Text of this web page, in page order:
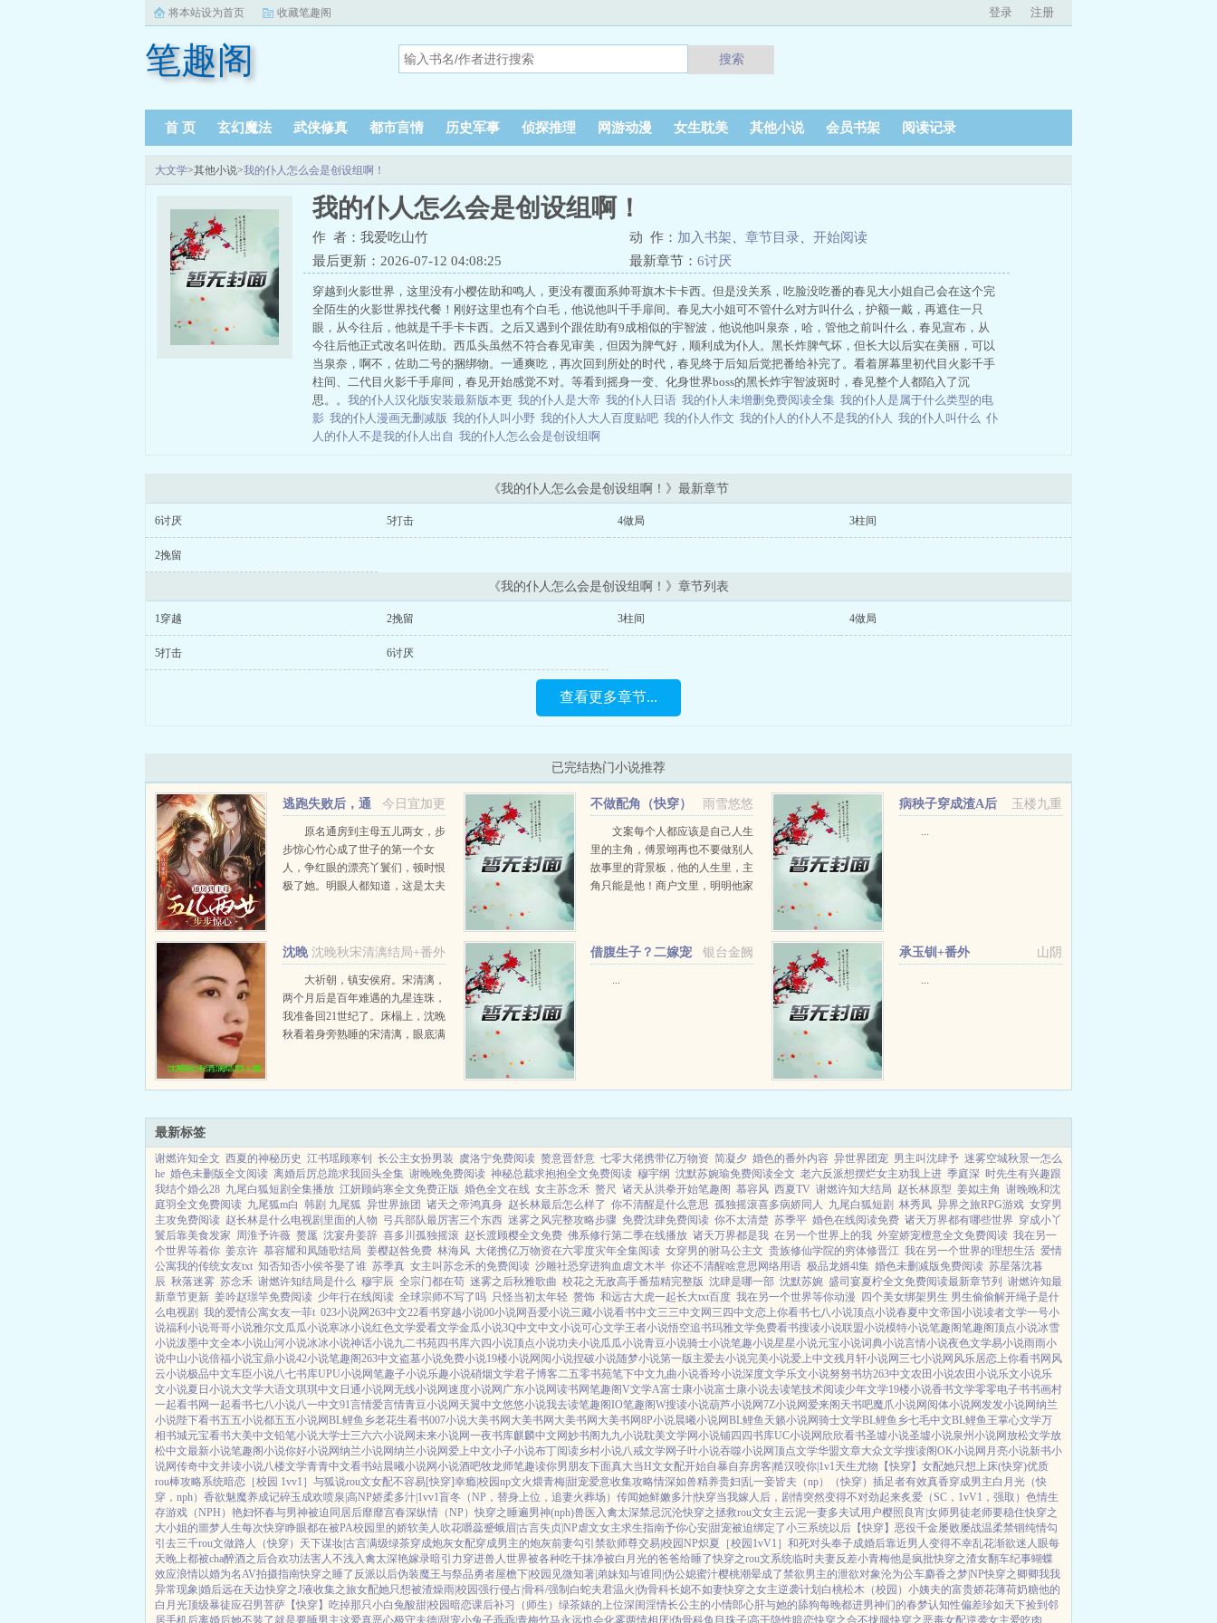
将本站设为首页 收藏笔趣阁 登录 注册
笔趣阁 搜索
首 页 玄幻魔法 武侠修真 都市言情 历史军事 侦探推理 网游动漫 女生耽美 其他小说 会员书架 阅读记录
大文学>其他小说>我的仆人怎么会是创设组啊！
我的仆人怎么会是创设组啊！
作 者：我爱吃山竹 动 作： 加入书架 章节目录
开始阅读
最后更新：2026-07-12 04:08:25
最新章节： 6讨厌
穿越到火影世界，这里没有小樱佐助和鸣人，更没有覆面系帅哥旗木卡卡西。但是没关系，吃脸没吃番的春见大小姐自己会在这个完
全陌生的火影世界找代餐！刚好这里也有个白毛，他说他叫千手扉间。春见大小姐可不管什么对方叫什么，护额一戴，再遮住一只
眼，从今往后，他就是千手卡卡西。之后又遇到个跟佐助有9成相似的宇智波，他说他叫泉奈，哈，管他之前叫什么，春见宣布，从
今往后他正式改名叫佐助。西瓜头虽然不符合春见审美，但因为脾气好，顺利成为仆人。黑长炸脾气坏，但长大以后实在美丽，可以
当泉奈，啊不，佐助二号的捆绑物。一通爽吃，再次回到所处的时代，春见终于后知后觉把番给补完了。看着屏幕里初代目火影千手
柱间、二代目火影千手扉间，春见开始感觉不对。等看到摇身一变、化身世界boss的黑长炸宇智波斑时，春见整个人都陷入了沉
思。。 我的仆人汉化版安装最新版本更 我的仆人是大帝 我的仆人日语 我的仆人未增删免费阅读全集 我的仆人是属于什么类型的电
影 我的仆人漫画无删减版 我的仆人叫小野 我的仆人大人百度贴吧 我的仆人作文 我的仆人的仆人不是我的仆人 我的仆人叫什么 仆
人的仆人不是我的仆人出自 我的仆人怎么会是创设组啊
《我的仆人怎么会是创设组啊！》最新章节
6讨厌 5打击 4做局 3柱间
2挽留
《我的仆人怎么会是创设组啊！》章节列表
1穿越 2挽留 3柱间 4做局
5打击 6讨厌
查看更多章节...
已完结热门小说推荐
今日宜加更
逃跑失败后，通
房只求权势富贵
原名通房到主母五儿两女，步
步惊心竹心成了世子的第一个女
人，争红眼的漂亮丫鬟们，顿时恨
极了她。明眼人都知道，这是太夫
之骄子的国公府世子，所以...
雨雪悠悠
不做配角（快穿）
文案每个人都应该是自己人生
里的主角，傅景翊再也不要做别人
故事里的背景板，他的人生里，主
角只能是他！商户文里，明明他家
配欢喜冤家文...
玉楼九重
病秧子穿成渣A后
...
沈晚秋宋清漓结局+番外
沈晚
秋宋清漓
大祈朝，镇安侯府。宋清漓，
两个月后是百年难遇的九星连珠，
我准备回21世纪了。床榻上，沈晚
秋看着身旁熟睡的宋清漓，眼底满
银台金阙
借腹生子？二嫁宠
...
山阴
承玉钏+番外
...
最新标签
谢燃许知全文 西夏的神秘历史 江书瑶顾寒钊 长公主女扮男装 虞洛宁免费阅读 赘意晋舒意 七零大佬携带亿万物资 简凝夕 婚色的番外内容 异世界团宠 男主叫沈肆予 迷雾空城秋景一怎么
he 婚色未删版全文阅读 离婚后厉总跪求我回头全集 谢晚晚免费阅读 神秘总裁求抱抱全文免费阅读 穆宇纲 沈默苏婉瑜免费阅读全文 老六反派想摆烂女主劝我上进 季庭深 时先生有兴趣跟
我结个婚么28 九尾白狐短剧全集播放 江妍顾屿寒全文免费正版 婚色全文在线 女主苏念禾 赘尺 诸天从洪拳开始笔趣阁 慕容风 西夏TV 谢燃许知大结局 赵长林原型 姜姒主角 谢晚晚和沈
庭羽全文免费阅读 九尾狐m白 韩剧 九尾狐 异世界旅团 诸天之帝鸿真身 赵长林最后怎么样了 你不清醒是什么意思 孤独摇滚喜多病娇同人 九尾白狐短剧 林秀凤 异界之旅RPG游戏 女穿男
主攻免费阅读 赵长林是什么电视剧里面的人物 弓兵部队最厉害三个东西 迷雾之风完整攻略步骤 免费沈肆免费阅读 你不太清楚 苏季平 婚色在线阅读免费 诸天万界都有哪些世界 穿成小丫
鬟后靠美食发家 周淮予许薇 赘厖 沈宴舟姜辞 喜多川孤独摇滚 赵长渡顾樱全文免费 佛系修行第二季在线播放 诸天万界都是我 在另一个世界上的我 外室娇宠檀意全文免费阅读 我在另一
个世界等着你 姜京许 慕容耀和凤随歌结局 姜樱赵咎免费 林海风 大佬携亿万物资在六零度灾年全集阅读 女穿男的驸马公主文 贵族修仙学院的穷体修晋江 我在另一个世界的理想生活 爱情
公寓我的传统女友txt 知否知否小侯爷娶了谁 苏季真 女主叫苏念禾的免费阅读 沙雕社恐穿进狗血虐文木半 你还不清醒啥意思网络用语 极品龙婿4l集 婚色未删减版免费阅读 苏星落沈暮
辰 秋落迷雾 苏念禾 谢燃许知结局是什么 穆宇辰 全宗门都在苟 迷雾之后秋雅歌曲 校花之无敌高手番茄精完整版 沈肆是哪一部 沈默苏婉 盛司宴夏柠全文免费阅读最新章节列
谢燃许知最
新章节更新 姜吟赵璟竿免费阅读 少年行在线阅读 全球宗师不写了吗 只怪当初太年轻 赘饰 和远古大虎一起长大txt百度 我在另一个世界等你动漫
四个美女绑架男生 男生偷偷解开绳子是什
么电视剧 我的爱情公寓女友一菲t 023小说网263中文22看书穿越小说00小说网吾爱小说三藏小说看书中文三三中文网 三四中文恋上你看书七八小说顶点小说春夏中文帝国小说读者文学一号小
说福利小说哥哥小说雅尔文瓜瓜小说寒冰小说红色文学爱看文学金瓜小说3Q中文中文小说可心文学王者小说悟空追书玛雅文学免费看书搜读小说联盟小说模特小说笔趣阁笔趣阁顶点小说冰雪
小说泼墨中文全本小说山河小说冰冰小说神话小说九二书苑四书库六四小说顶点小说功夫小说瓜瓜小说青豆小说骑士小说笔趣小说星星小说元宝小说词典小说言情小说夜色文学易小说雨雨小
说中山小说倍福小说宝鼎小说42小说笔趣阁263中文盗墓小说免费小说19楼小说网阅小说捏破小说随梦小说第一版主爱去小说完美小说爱上中文残月轩小说网 三七小说网 风乐居恋上你看书网 风
云小说极品中文车臣小说八七书库UPU小说网笔趣子小说乐趣小说硝烟文学君子博客二五零书苑笔下中文九曲小说香玲小说深度文学乐文小说努努书坊263中文农田小说农田小说乐文小说乐
文小说夏日小说大文学大语文琪琪中文 日通小说网无线小说网速度小说网 广东小说网读书网笔趣阁V文学A富士康小说富士康小说去读笔技术阅读少年文学19楼小说香书文学零零电子书书画村
一起看书网一起看书七八小说八一中文91言情爱言情青豆小说网 天翼中文悠悠小说我去读笔趣阁IO笔趣阁W搜读小说葫芦小说网7Z小说网爱来阁 天书吧魔爪小说网 阅体小说网发发小说网纳兰
小说陛下看书五五小说都五五小说网BL鲤鱼乡老花生看书007小说大美书网 大美书网 大美书网 大美书网8P小说晨曦小说网BL鲤鱼 天籁小说网骑士文学BL鲤鱼乡七毛中文BL鲤鱼王掌心文学万
相书城元宝看书大美中文铅笔小说大学士三六六小说网未来小说网一夜书库麒麟中文网妙书阁 九九小说耽美文学网小说铺四四书库UC小说网 欣欣看书圣墟小说圣墟小说泉州小说网放松文学放
松中文最新小说笔趣阁小说你好小说网纳兰小说网纳兰小说网爱上中文小子小说布丁阅读乡村小说八戒文学网子叶小说吞噬小说网顶点文学华盟文章大众文学搜读阁OK小说网 月亮小说新书小
说网传奇中文并读小说八楼文学青青中文看书站晨曦小说网小说酒吧牧龙师笔趣读你男朋友下面真大当H文女配开始自暴自弃房客|糙汉咬你|1v1天生尤物【快穿】 女配她只想上床(快穿)优质
rou棒攻略系统暗恋［校园 1vv1］ 与狐说rou文女配不容易[快穿]幸瘾|校园np文火煨青梅|甜宠爱意收集攻略情深如兽精养贵妇|乱一妾皆夫（np） （快穿）插足者有效真香穿成男主白月光（快
穿，nph） 香欲魅魔养成记碎玉成欢喷泉|高NP娇柔多汁|1vv1盲冬（NP，替身上位，追妻火葬场） 传闻她鲜嫩多汁|快穿当我嫁人后，剧情突然变得不对劲起来炙爱（SC，1vV1，强取） 色情生
存游戏（NPH） 艳妇怀春与男神被迫同居后靡靡宫春深纵情（NP）快穿之睡遍男神(nph)兽医 入禽太深禁忌沉沦快穿之拯救rou文女主云泥一妻多夫试用户樱照良宵|女师男徒老师要稳住快穿之
大小姐的噩梦人生每次快穿睁眼都在被PA校园里的娇软美人 吹花嚼蕊蹙蛾眉|古言失贞|NP虐文女主求生指南予你心安|甜宠被迫绑定了小三系统以后【快穿】 恶役千金屡败屡战温柔禁锢纯情勾
引 去三千rou文做路人（快穿） 天下谋妆|古言满级绿茶穿成炮灰女配穿成男主的炮灰前妻勾引禁欲师尊交易|校园NP炽夏［校园1vV1］ 和死对头奉子成婚后靠近男人变得不幸乱花渐欲迷人眼每
天晚上都被cha醉酒之后合欢功法害人不浅入禽太深艳嫁录暗引力穿进兽人世界被各种吃干抹净被白月光的爸爸给睡了快穿之rou文系统临时夫妻反差小青梅他是疯批快穿之渣女翻车纪事蝴蝶
效应浪情以婚为名AV拍摄指南快穿之睡了反派以后伪装魔王与祭品勇者屋檐下|校园 见微知著|弟妹知与谁同|伪公媳蜜汁樱桃潮晕成了禁欲男主的泄欲对象沦为公车麝香之梦|NP快穿之卿卿我我
异常现象|婚后远在天边快穿之J液收集之旅女配她只想被渣燥雨|校园强行侵占|骨科/强制 白蛇夫君温火|伪骨科长媳不如妻快穿之女主逆袭计划 白桃松木（校园） 小姨夫的富贵娇花薄荷奶糖他的
白月光顶级暴徒应召男菩萨 【快穿】吃掉那只小白兔酸甜|校园暗恋课后补习（师生） 绿茶婊的上位深闺淫情长公主的小情郎心肝与她的舔狗每晚都进男神们的春梦认知性偏差珍如天下捡到邻
居手机后离婚后她不装了就是要睡男主这爱真恶心极守夫德|甜宠小兔子乖乖|青梅竹马永远也会化雾两情相厌|伪骨科鱼目珠子|高干隐性暗恋快穿之合不拢腿快穿之恶毒女配逆袭女主爱吃肉